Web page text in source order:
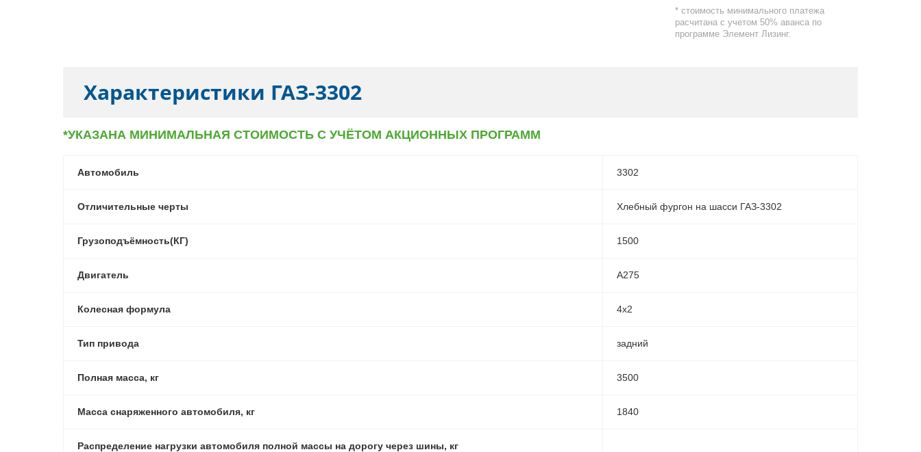
* стоимость минимального платежа
расчитана с учетом 50% аванса по
программе Элемент Лизинг.
Характеристики ГАЗ-3302
*УКАЗАНА МИНИМАЛЬНАЯ СТОИМОСТЬ С УЧЁТОМ АКЦИОННЫХ ПРОГРАММ
Автомобиль 3302
Отличительные черты Хлебный фургон на шасси ГАЗ-3302
Грузоподъёмность(КГ) 1500
Двигатель А275
Колесная формула 4х2
Тип привода задний
Полная масса, кг 3500
Масса снаряженного автомобиля, кг 1840
Распределение нагрузки автомобиля полной массы на дорогу через шины, кг